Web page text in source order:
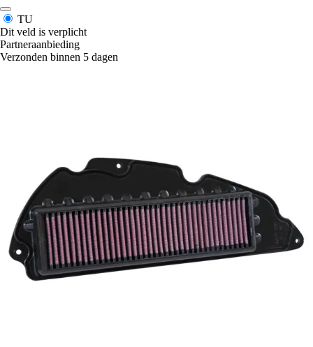
TU
Dit veld is verplicht
Partneraanbieding
Verzonden binnen 5 dagen